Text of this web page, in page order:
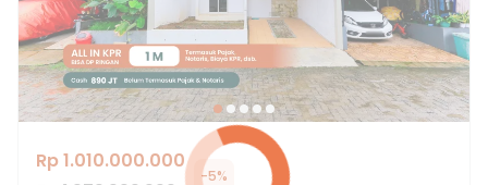
Rp 1.010.000.000
-5%